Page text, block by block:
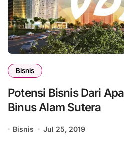
Bisnis
Potensi Bisnis Dari
Binus Alam Sutera
Bisnis Jul 25, 2019